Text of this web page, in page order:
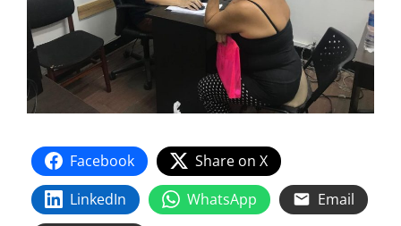
Facebook
Share on X
LinkedIn
WhatsApp
Email